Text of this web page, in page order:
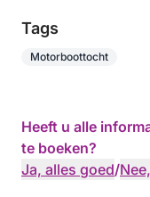
Tags
Motorboottocht
Heeft u alle
te boeken?
Ja, alles goed/